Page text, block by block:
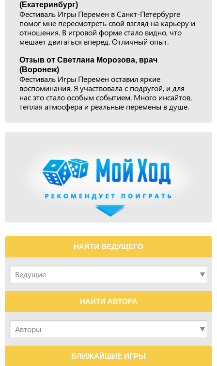
(Екатеринбург)
Фестиваль Игры Перемен в Санкт-Петербурге
помог мне пересмотреть свой взгляд на карьеру и
отношения. В игровой форме стало видно, что
мешает двигаться вперед. Отличный опыт.
Отзыв от Светлана Морозова, врач
(Воронеж)
Фестиваль Игры Перемен оставил яркие
воспоминания. Я участвовала с подругой, и для
нас это стало особым событием. Много инсайтов,
теплая атмосфера и реальные перемены в душе.
НАЙТИ ВЕДУЩЕГО
НАЙТИ АВТОРА
БЛИЖАЙШИЕ ИГРЫ